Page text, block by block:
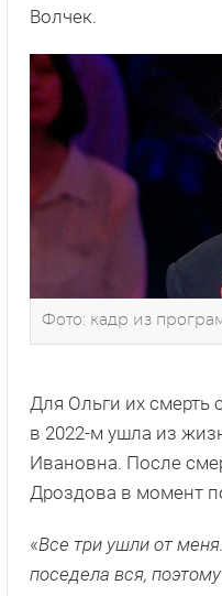
Волчек.
Фото: кадр из
Для Ольги их смерть
в 2022-м ушла из
Ивановна. После
Дроздова в момент
«Все три ушли от
поседела вся,